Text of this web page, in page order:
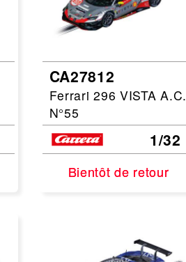
CA27812
Ferrari 296 VISTA A.C.
N°55
1/32
Bientôt de retour
Bientôt de retour